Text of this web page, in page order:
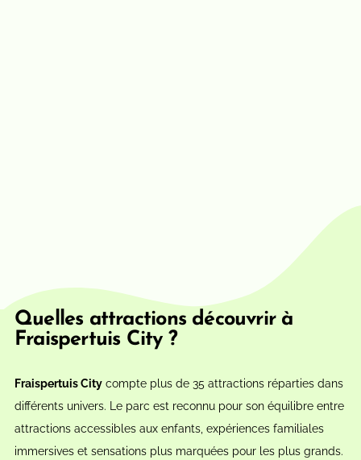
Quelles attractions découvrir à
Fraispertuis City ?
Fraispertuis Citycompte plus de 35 attractions réparties dans
différents univers. Le parc est reconnu pour son équilibre entre
attractions accessibles aux enfants, expériences familiales
immersives et sensations plus marquées pour les plus grands.